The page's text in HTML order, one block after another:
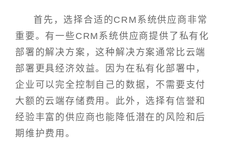
首先，选择合适的CRM系统供应商非常
重要。有一些CRM系统供应商提供了私有化
部署的解决方案，这种解决方案通常比云端
部署更具经济效益。因为在私有化部署中，
企业可以完全控制自己的数据，不需要支付
大额的云端存储费用。此外，选择有信誉和
经验丰富的供应商也能降低潜在的风险和后
期维护费用。